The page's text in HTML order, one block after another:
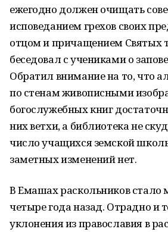
ежегодно должен очищать
исповеданием грехов своих
отцом и причащением Святых
беседовал с учениками о
Обратил внимание на то, что
по стенам живописными
богослужебных книг
них ветхи, а библиотека не
число учащихся земской
заметных изменений нет.
В Емашах раскольников стало
четыре года назад. Отрадно и
уклонения из православия в